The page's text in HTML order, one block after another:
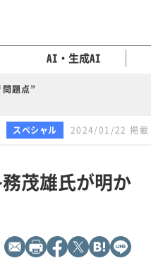
AI・生成AI
題点”
スペシャル 2024/01/22 掲載
茂雄氏が明か